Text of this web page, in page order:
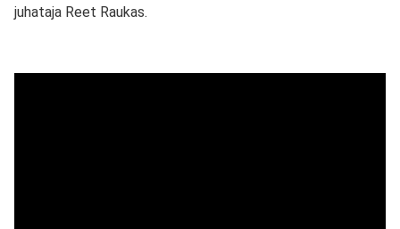
juhataja Reet Raukas.